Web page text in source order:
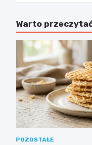
Warto
POZOSTAŁE